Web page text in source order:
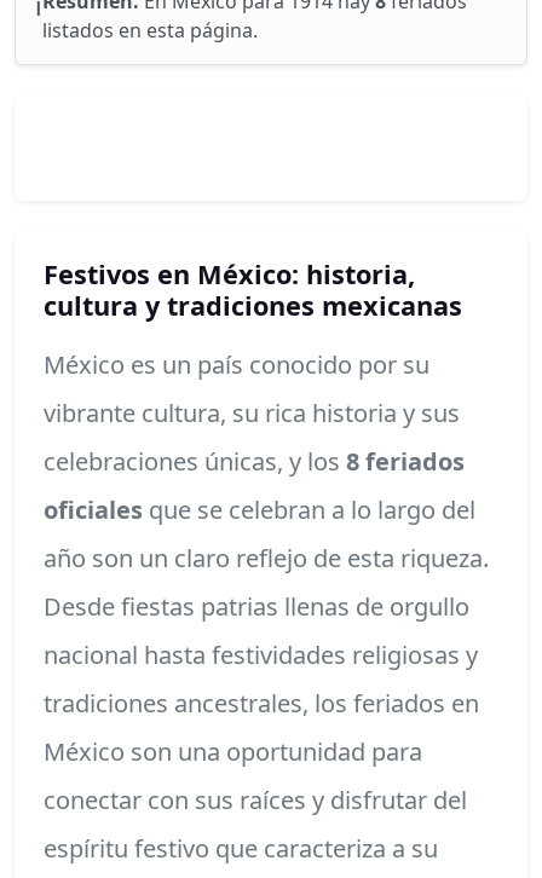
listados en esta página.
Festivos en México: historia,
cultura y tradiciones mexicanas
México es un país conocido por su
vibrante cultura, su rica historia y sus
celebraciones únicas, y los 8 feriados
oficiales que se celebran a lo largo del
año son un claro reflejo de esta riqueza.
Desde fiestas patrias llenas de orgullo
nacional hasta festividades religiosas y
tradiciones ancestrales, los feriados en
México son una oportunidad para
conectar con sus raíces y disfrutar del
espíritu festivo que caracteriza a su